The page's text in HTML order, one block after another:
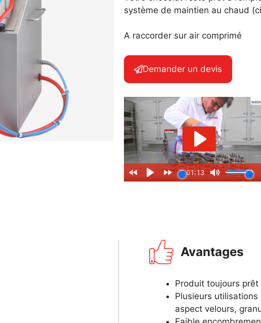
Découpe automatique
système de maintien au chaud
A raccorder sur air comprimé
Demander un devis
Avantages
Produit toujours prêt
Plusieurs
aspect velours,